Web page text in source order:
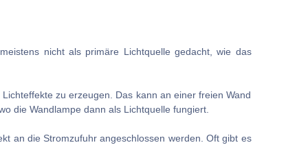
nicht als primäre Lichtquelle gedacht, wie das
zu erzeugen. Das kann an einer freien Wand
die Wandlampe dann als Lichtquelle fungiert.
an die Stromzufuhr angeschlossen werden. Oft gibt es